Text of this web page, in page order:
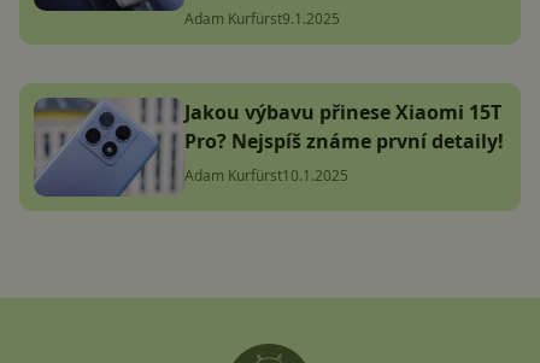
Adam Kurfürst9.1.2025
Jakou výbavu přinese Xiaomi 15T
Pro? Nejspíš známe první detaily!
Adam Kurfürst10.1.2025